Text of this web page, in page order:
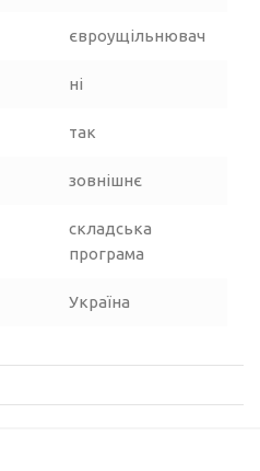
євроущільнювач
ні
так
зовнішнє
складська
програма
Україна